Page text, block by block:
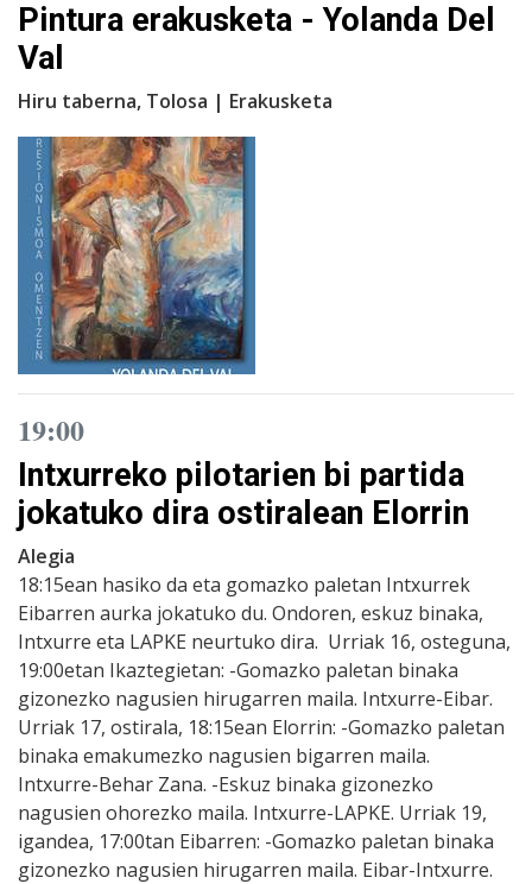
Pintura erakusketa - Yolanda Del
Val
Hiru taberna, Tolosa | Erakusketa
19:00
Intxurreko pilotarien bi partida
jokatuko dira ostiralean Elorrin
Alegia
18:15ean hasiko da eta gomazko paletan Intxurrek
Eibarren aurka jokatuko du. Ondoren, eskuz binaka,
Intxurre eta LAPKE neurtuko dira. Urriak 16, osteguna,
19:00etan Ikaztegietan: -Gomazko paletan binaka
gizonezko nagusien hirugarren maila. Intxurre-Eibar.
Urriak 17, ostirala, 18:15ean Elorrin: -Gomazko paletan
binaka emakumezko nagusien bigarren maila.
Intxurre-Behar Zana. -Eskuz binaka gizonezko
nagusien ohorezko maila. Intxurre-LAPKE. Urriak 19,
igandea, 17:00tan Eibarren: -Gomazko paletan binaka
gizonezko nagusien hirugarren maila. Eibar-Intxurre.